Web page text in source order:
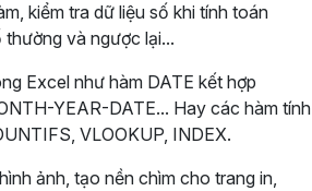
kiểm tra dữ liệu số khi tính toán
và ngược lại...
Excel như hàm DATE kết hợp
YEAR-DATE... Hay các hàm tính
VLOOKUP, INDEX.
ảnh, tạo nền chìm cho trang in,